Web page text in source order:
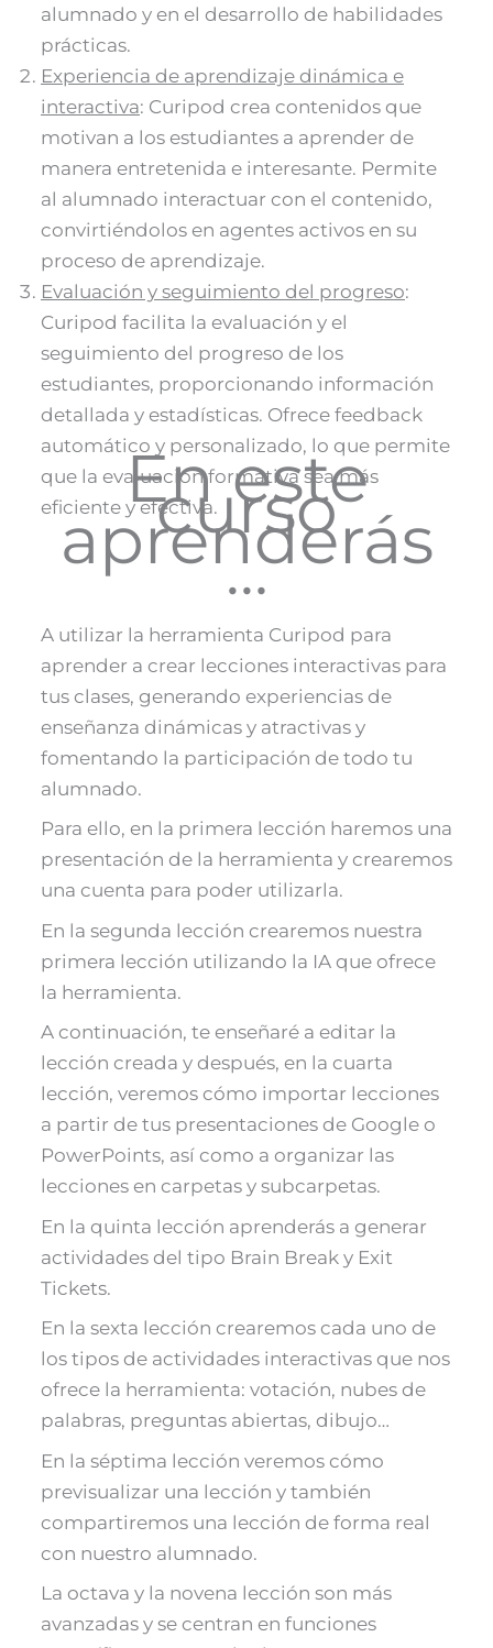
alumnado y en el desarrollo de habilidades
prácticas.
Experiencia de aprendizaje dinámica e
interactiva: Curipod crea contenidos que
motivan a los estudiantes a aprender de
manera entretenida e interesante. Permite
al alumnado interactuar con el contenido,
convirtiéndolos en agentes activos en su
proceso de aprendizaje.
Evaluación y seguimiento del progreso:
Curipod facilita la evaluación y el
seguimiento del progreso de los
estudiantes, proporcionando información
detallada y estadísticas. Ofrece feedback
automático y personalizado, lo que permite
que la evaluación formativa sea más
eficiente y efectiva​​.
En este
curso
aprenderás
…
A utilizar la herramienta Curipod para
aprender a crear lecciones interactivas para
tus clases, generando experiencias de
enseñanza dinámicas y atractivas y
fomentando la participación de todo tu
alumnado.
Para ello, en la primera lección haremos una
presentación de la herramienta y crearemos
una cuenta para poder utilizarla.
En la segunda lección crearemos nuestra
primera lección utilizando la IA que ofrece
la herramienta.
A continuación, te enseñaré a editar la
lección creada y después, en la cuarta
lección, veremos cómo importar lecciones
a partir de tus presentaciones de Google o
PowerPoints, así como a organizar las
lecciones en carpetas y subcarpetas.
En la quinta lección aprenderás a generar
actividades del tipo Brain Break y Exit
Tickets.
En la sexta lección crearemos cada uno de
los tipos de actividades interactivas que nos
ofrece la herramienta: votación, nubes de
palabras, preguntas abiertas, dibujo…
En la séptima lección veremos cómo
previsualizar una lección y también
compartiremos una lección de forma real
con nuestro alumnado.
La octava y la novena lección son más
avanzadas y se centran en funciones